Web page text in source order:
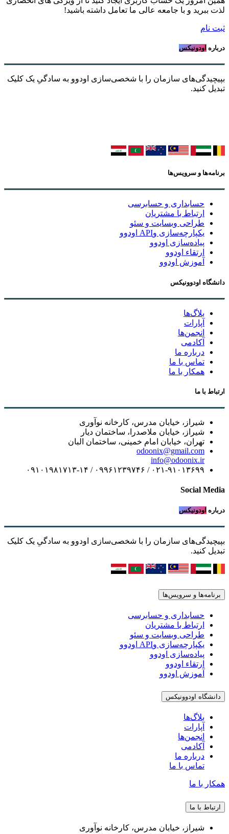
لذت ببرید و با جامعه عالی ما تعامل داشته باشید!
ثبت نام
درباره اودونیکس
بپیچیدگی‌های سازمان را با شخصی‌سازی اودوو به سادگیِ یک کلیک
تبدیل کنید.
برنامه‌ها و سرویس‌ها
حسابداری و حسابرسی
ارتباط با مشتریان
طراحی وبسایت و سئو
یکپارچه‌سازی وAPI اودوو
پیاده‌سازی اودوو
ارتقاء اودوو
آموزش اودوو
دانشگاه اودوونیکس
بلاگ‌ها
آپارات
انجمن‌ها
آکادمی
درباره ما
تماس با ما
همکار با ما
ارتباط با ما
شیراز، خیابان مدرس، کارخانه نوآوری
شیراز، خیابان ملاصدرا، ساختمان دیار
تهران، خیابان امام خمینی، ساختمان البان
odoonix@gmail.com
info@odoonix.ir
۰۲۱-۹۱۰۱۳۶۹۹ / ۰۹۹۶۱۲۳۹۷۴۶ / ۰۹۱۰۱۹۸۱۷۱۳-۱۴
Social Media
درباره اودونیکس
بپیچیدگی‌های سازمان را با شخصی‌سازی اودوو به سادگیِ یک کلیک
تبدیل کنید.
برنامه‌ها و سرویس‌ها
حسابداری و حسابرسی
ارتباط با مشتریان
طراحی وبسایت و سئو
یکپارچه‌سازی وAPI اودوو
پیاده‌سازی اودوو
ارتقاء اودوو
آموزش اودوو
دانشگاه اودوونیکس
بلاگ‌ها
آپارات
انجمن‌ها
آکادمی
درباره ما
تماس با ما
همکار با ما
ارتباط با ما
شیراز، خیابان مدرس، کارخانه نوآوری